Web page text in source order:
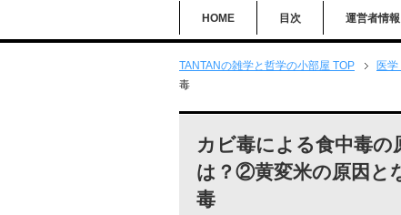
HOME 目次 運営者情報
TANTANの雑学と哲学の小部屋 TOP 医
毒
カビ毒による食中毒の
は？②黄変米の原因と
毒